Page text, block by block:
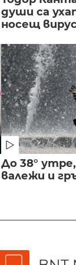
души са
носещ
До 38°
валежи и